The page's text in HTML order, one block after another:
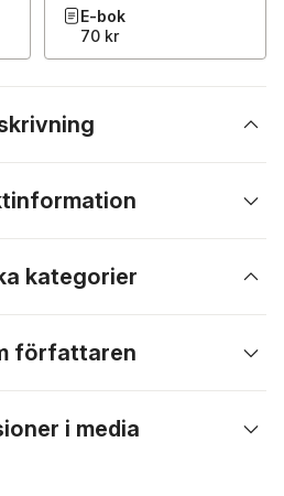
E-bok
70 kr
kategorier
författaren
i media